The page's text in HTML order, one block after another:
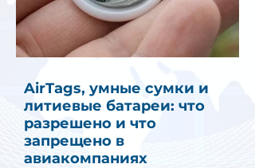
AirTags, умные сумки и
литиевые батареи: что
разрешено и что
запрещено в
авиакомпаниях